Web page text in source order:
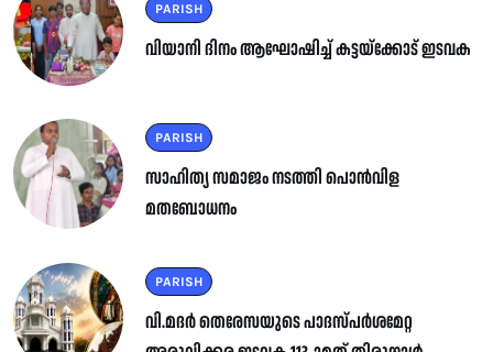
PARISH
വിയാനി ദിനം ആഘോഷിച്ച് കട്ടയ്ക്കോട് ഇടവക
PARISH
സാഹിത്യ സമാജം നടത്തി പൊൻവിള
മതബോധനം
PARISH
വി.മദർ തെരേസയുടെ പാദസ്പർശമേറ്റ